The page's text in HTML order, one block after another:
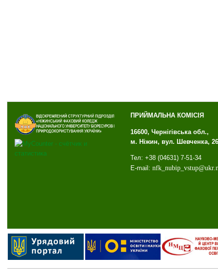
ПРИЙМАЛЬНА КОМІСІЯ
16600, Чернігівська обл.,
м. Ніжин, вул. Шевченка, 26
Тел: +38 (04631) 7-51-34
E-mail: nfk_ nubip_ vstup@ukr.